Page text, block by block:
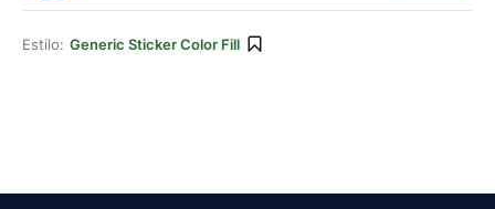
Estilo: Generic Sticker Color Fill